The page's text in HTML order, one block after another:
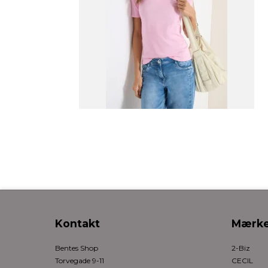
Kontakt
Bentes Shop
Torvegade 9-11
2-Biz
CECIL